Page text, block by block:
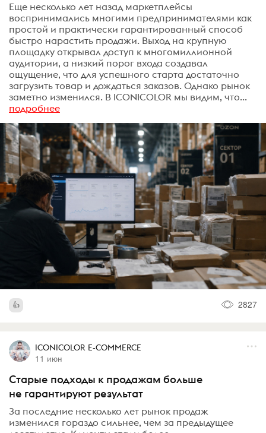
Еще несколько лет назад маркетплейсы
воспринимались многими предпринимателями как
простой и практически гарантированный способ
быстро нарастить продажи. Выход на крупную
площадку открывал доступ к многомиллионной
аудитории, а низкий порог входа создавал
ощущение, что для успешного старта достаточно
загрузить товар и дождаться заказов. Однако рынок
заметно изменился. В ICONICOLOR мы видим, что...
подробнее
2827
ICONICOLOR E-COMMERCE
11 июн
Старые подходы к продажам больше
не гарантируют результат
За последние несколько лет рынок продаж
изменился гораздо сильнее, чем за предыдущее